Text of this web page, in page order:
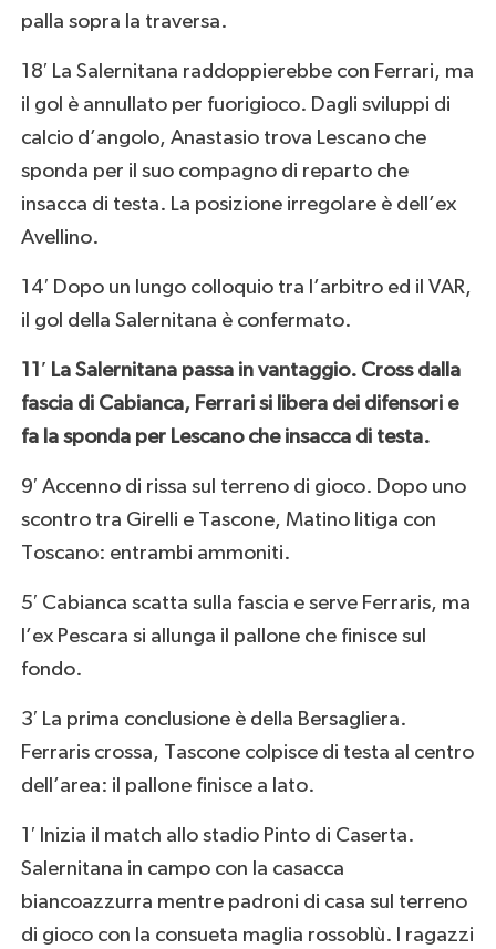
palla sopra la traversa.
18′ La Salernitana raddoppierebbe con Ferrari, ma
il gol è annullato per fuorigioco. Dagli sviluppi di
calcio d’angolo, Anastasio trova Lescano che
sponda per il suo compagno di reparto che
insacca di testa. La posizione irregolare è dell’ex
Avellino.
14′ Dopo un lungo colloquio tra l’arbitro ed il VAR,
il gol della Salernitana è confermato.
11′ La Salernitana passa in vantaggio. Cross dalla
fascia di Cabianca, Ferrari si libera dei difensori e
fa la sponda per Lescano che insacca di testa.
9′ Accenno di rissa sul terreno di gioco. Dopo uno
scontro tra Girelli e Tascone, Matino litiga con
Toscano: entrambi ammoniti.
5′ Cabianca scatta sulla fascia e serve Ferraris, ma
l’ex Pescara si allunga il pallone che finisce sul
fondo.
3′ La prima conclusione è della Bersagliera.
Ferraris crossa, Tascone colpisce di testa al centro
dell’area: il pallone finisce a lato.
1′ Inizia il match allo stadio Pinto di Caserta.
Salernitana in campo con la casacca
biancoazzurra mentre padroni di casa sul terreno
di gioco con la consueta maglia rossoblù. I ragazzi